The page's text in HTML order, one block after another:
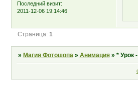
Последний визит:
2011-12-06 19:14:46
Страница: 1
» Магия Фотошопа » Анимация » * Урок